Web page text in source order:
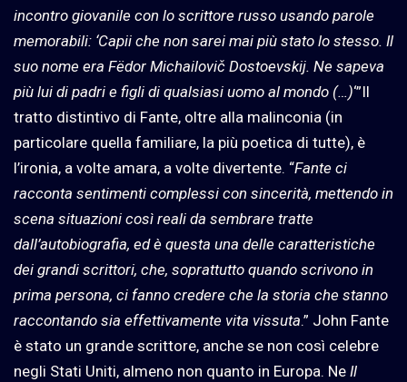
incontro giovanile con lo scrittore russo usando parole
memorabili: ‘Capii che non sarei mai più stato lo stesso. Il
suo nome era Fëdor Michailovič Dostoevskij. Ne sapeva
più lui di padri e figli di qualsiasi uomo al mondo (…)‘”Il
tratto distintivo di Fante, oltre alla malinconia (in
particolare quella familiare, la più poetica di tutte), è
l’ironia, a volte amara, a volte divertente. “Fante ci
racconta sentimenti complessi con sincerità, mettendo in
scena situazioni così reali da sembrare tratte
dall’autobiografia, ed è questa una delle caratteristiche
dei grandi scrittori, che, soprattutto quando scrivono in
prima persona, ci fanno credere che la storia che stanno
raccontando sia effettivamente vita vissuta.” John Fante
è stato un grande scrittore, anche se non così celebre
negli Stati Uniti, almeno non quanto in Europa. Ne Il